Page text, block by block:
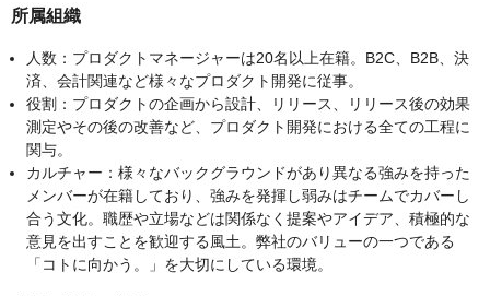
所属組織
人数：プロダクトマネージャーは20名以上在籍。B2C、B2B、決
済、会計関連など様々なプロダクト開発に従事。
役割：プロダクトの企画から設計、リリース、リリース後の効果
測定やその後の改善など、プロダクト開発における全ての工程に
関与。
カルチャー：様々なバックグラウンドがあり異なる強みを持った
メンバーが在籍しており、強みを発揮し弱みはチームでカバーし
合う文化。職歴や立場などは関係なく提案やアイデア、積極的な
意見を出すことを歓迎する風土。弊社のバリューの一つである
「コトに向かう。」を大切にしている環境。